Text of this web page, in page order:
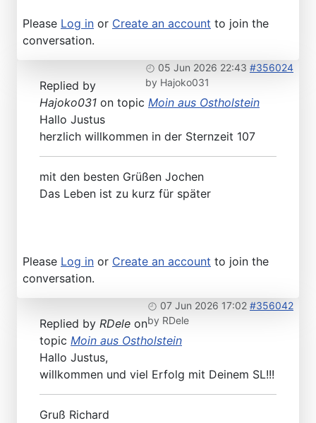
Please Log in or Create an account to join the
conversation.
05 Jun 2026 22:43 #356024
by Hajoko031
Replied by
Hajoko031 on topic Moin aus Ostholstein
Hallo Justus
herzlich willkommen in der Sternzeit 107
mit den besten Grüßen Jochen
Das Leben ist zu kurz für später
Please Log in or Create an account to join the
conversation.
07 Jun 2026 17:02 #356042
by RDele
Replied by RDele on
topic Moin aus Ostholstein
Hallo Justus,
willkommen und viel Erfolg mit Deinem SL!!!
Gruß Richard